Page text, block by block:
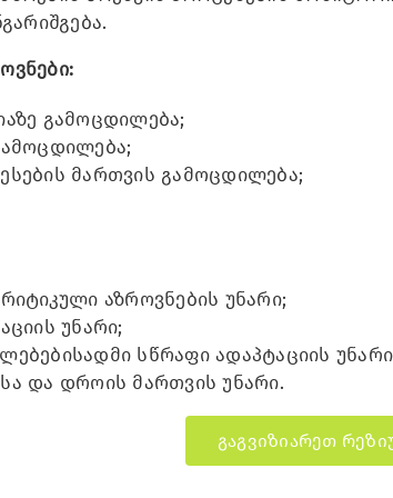
გამოცდილება;
მართვის გამოცდილება;
აზროვნების უნარი;
უნარი;
სწრაფი ადაპტაციის
და დროის მართვის უნარი.
გაგვიზიარეთ